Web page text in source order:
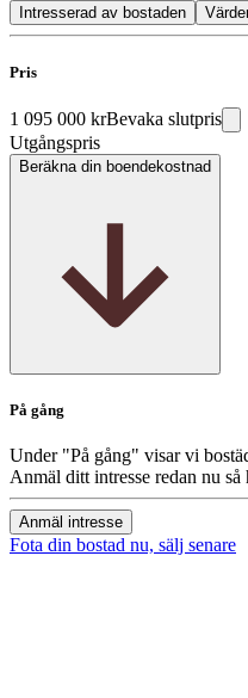
Intresserad av bostaden
Pris
1 095 000 krBevaka slutpris
Utgångspris
Beräkna din boendekostnad
På gång
Under "På gång" visar vi
Anmäl ditt intresse redan nu
Anmäl intresse
Fota din bostad nu, sälj senare